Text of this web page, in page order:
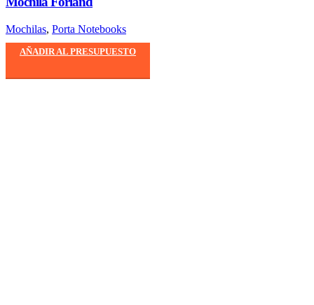
Mochilas, Porta Notebooks
AÑADIR AL PRESUPUESTO